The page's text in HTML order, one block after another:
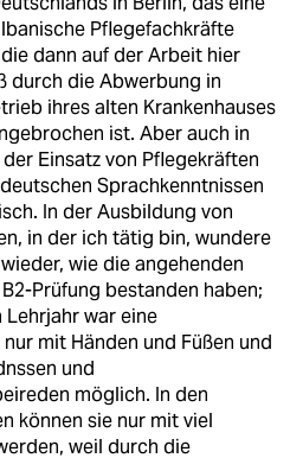
Pflegefachkräfte
dann auf der Arbeit hier
durch die Abwerbung in
ihres alten Krankenhauses
ist. Aber auch in
Einsatz von Pflegekräften
Sprachkenntnissen
In der Ausbildung von
in der ich tätig bin, wundere
wie die angehenden
Prüfung bestanden haben;
war eine
mit Händen und Füßen und
und
möglich. In den
können sie nur mit viel
weil durch die